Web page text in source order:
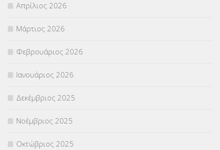
Απρίλιος 2026
Μάρτιος 2026
Φεβρουάριος 2026
Ιανουάριος 2026
Δεκέμβριος 2025
Νοέμβριος 2025
Οκτώβριος 2025